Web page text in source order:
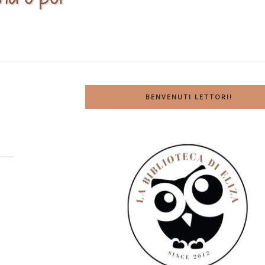
BENVENUTI LETTORI!